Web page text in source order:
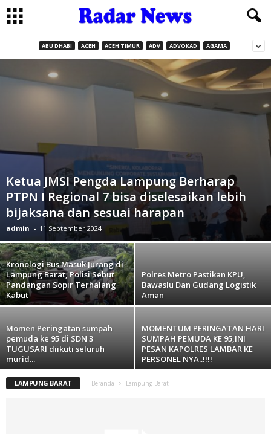
ABU DHABI ACEH ACEH TIMUR ADV ADVOKAD AGAMA
Ketua JMSI Pengda Lampung Berharap
PTPN I Regional 7 bisa diselesaikan lebih
bijaksana dan sesuai harapan
admin - 11 September 2024
Kronologi Bus Masuk Jurang di
Lampung Barat, Polisi Sebut
Pandangan Sopir Terhalang
Kabut
Polres Metro Pastikan KPU,
Bawaslu Dan Gudang Logistik
Aman
Momen Peringatan sumpah
pemuda ke 95 di SDN 3
TUGUSARI diikuti seluruh
murid...
MOMENTUM PERINGATAN HARI
SUMPAH PEMUDA KE 95,INI
PESAN KAPOLRES LAMBAR KE
PERSONEL NYA..!!!!
LAMPUNG BARAT Beranda Lampung Barat